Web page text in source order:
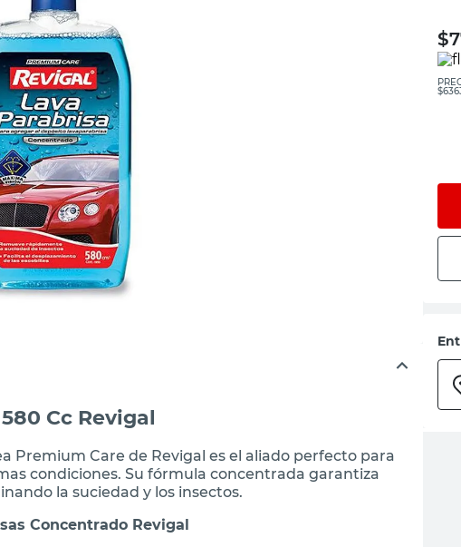
Cc Revigal
Premium Care de Revigal es el aliado perfecto para
condiciones. Su fórmula concentrada garantiza
la suciedad y los insectos.
Concentrado Revigal
$